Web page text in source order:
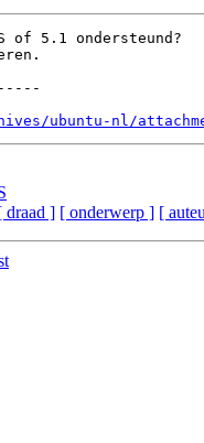
of 5.1 ondersteund?
ubuntu-nl/
draad ] [ onderwerp ] [